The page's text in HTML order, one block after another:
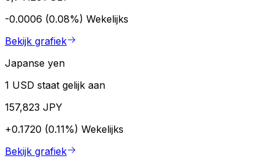
-0.0006 (0.08%) Wekelijks
Bekijk grafiek
Japanse yen
1 USD staat gelijk aan
157,823 JPY
+0.1720 (0.11%) Wekelijks
Bekijk grafiek